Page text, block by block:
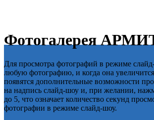
Фотогалерея
Для просмотра фотографий в режиме
любую фотографию, и когда она
появятся дополнительные возможности
на надпись слайд-шоу и, при желании,
до 5, что означает количество секунд
фотографии в режиме слайд-шоу.